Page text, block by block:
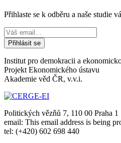
Přihlaste se k odběru a naše studie
Institut pro demokracii a
Projekt Ekonomického ústavu
Akademie věd ČR, v.v.i.
Politických vězňů 7, 110 00 Praha 1
email: This email address is being
tel: (+420) 602 698 440